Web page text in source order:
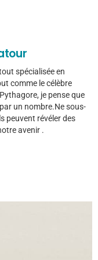
spécialisée en
comme le célèbre
je pense que
un nombre.Ne sous-
peuvent révéler des
avenir .